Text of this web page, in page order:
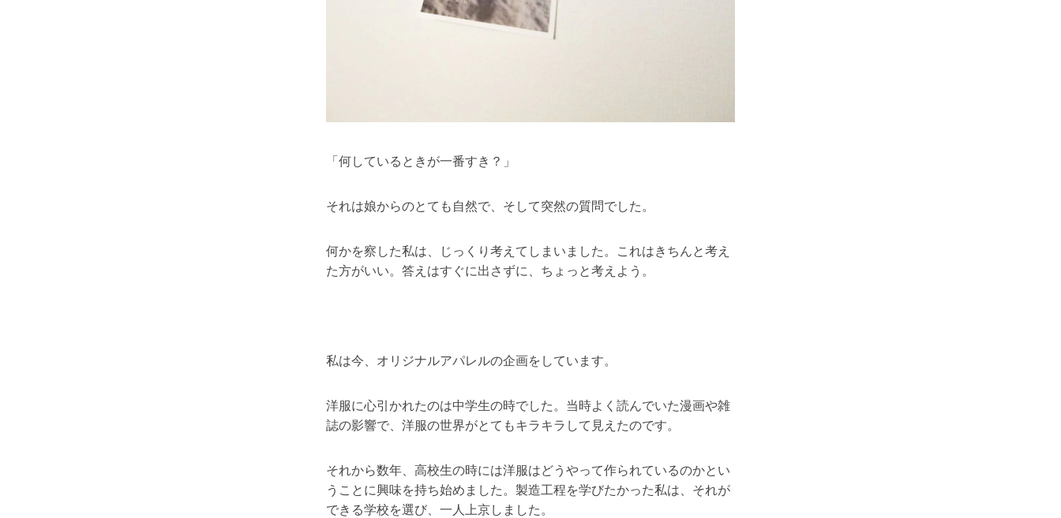
「何しているときが一番すき？」
それは娘からのとても自然で、そして突然の質問でした。
何かを察した私は、じっくり考えてしまいました。これはきちんと考え
た方がいい。答えはすぐに出さずに、ちょっと考えよう。
私は今、オリジナルアパレルの企画をしています。
洋服に心引かれたのは中学生の時でした。当時よく読んでいた漫画や雑
誌の影響で、洋服の世界がとてもキラキラして見えたのです。
それから数年、高校生の時には洋服はどうやって作られているのかとい
うことに興味を持ち始めました。製造工程を学びたかった私は、それが
できる学校を選び、一人上京しました。